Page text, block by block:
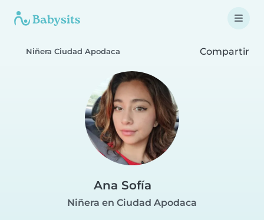
Niñera Ciudad Apodaca Compartir
Ana Sofía
Niñera en Ciudad Apodaca